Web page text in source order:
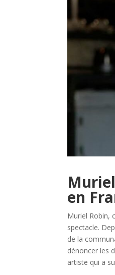
en
Muriel Robin,
spectacle.
de la
dénoncer les
artiste qui a